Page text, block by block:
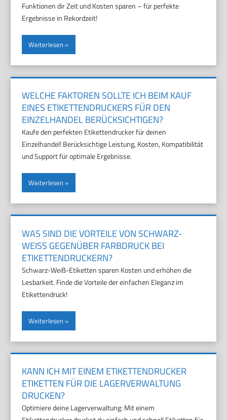
Funktionen dir Zeit und Kosten sparen – für perfekte
Ergebnisse in Rekordzeit!
Weiterlesen
WELCHE FAKTOREN SOLLTE ICH BEIM KAUF
EINES ETIKETTENDRUCKERS FÜR DEN
EINZELHANDEL BERÜCKSICHTIGEN?
Kaufe den perfekten Etikettendrucker für deinen
Einzelhandel! Berücksichtige Leistung, Kosten, Kompatibilität
und Support für optimale Ergebnisse.
Weiterlesen
WAS SIND DIE VORTEILE VON SCHWARZ-
WEISS GEGENÜBER FARBDRUCK BEI E
TIKETTENDRUCKERN?
Schwarz-Weiß-Etiketten sparen Kosten und erhöhen die
Lesbarkeit. Finde die Vorteile der einfachen Eleganz im
Etikettendruck!
Weiterlesen
KANN ICH MIT EINEM ETIKETTENDRUCKER
ETIKETTEN FÜR DIE LAGERVERWALTUNG
DRUCKEN?
Optimiere deine Lagerverwaltung: Mit einem